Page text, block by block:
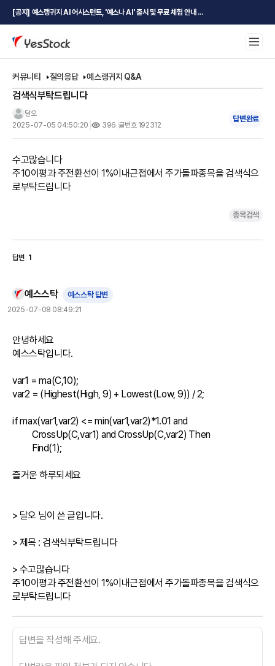
[공지] 예스랭귀지 AI 어시스턴트, '예스나 AI' 출시 및 무료 체험 안내 ...
커뮤니티 질의응답 예스랭귀지 Q&A
검색식부탁드립니다
달오
2025-07-05 04:50:20
396 글번호 192312
답변완료
수고많습니다
주10이평과 주전환선이 1%이내근접에서 주가돌파종목을 검색식으
로부탁드립니다
종목검색
답변 1
예스스탁 예스스탁 답변
2025-07-08 08:49:21
안녕하세요
예스스탁입니다.
var1 = ma(C,10);
var2 = (Highest(High, 9) + Lowest(Low, 9)) / 2;
if max(var1,var2) <= min(var1,var2)*1.01 and
즐거운 하루되세요
> 달오 님이 쓴 글입니다.
> 제목 : 검색식부탁드립니다
> 수고많습니다
주10이평과 주전환선이 1%이내근접에서 주가돌파종목을 검색식으
로부탁드립니다